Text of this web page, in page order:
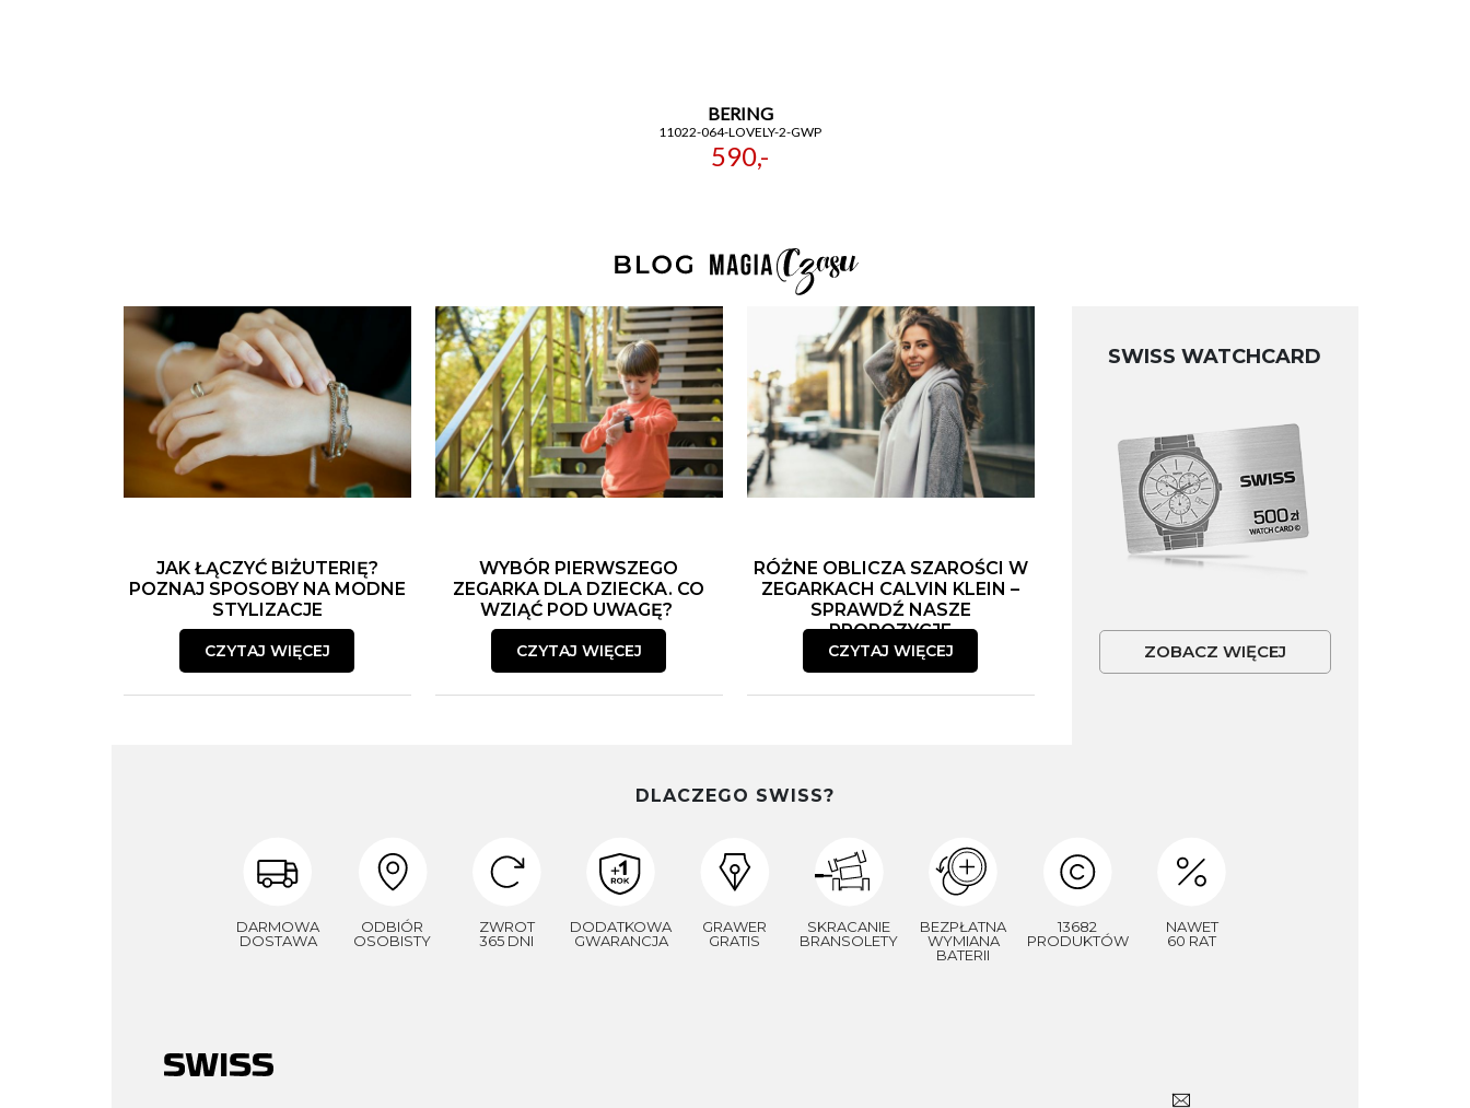
BERING
11022-064-LOVELY-2-GWP
590,-
JAK ŁĄCZYĆ BIŻUTERIĘ?
POZNAJ SPOSOBY NA MODNE
STYLIZACJE
CZYTAJ WIĘCEJ
WYBÓR PIERWSZEGO
ZEGARKA DLA DZIECKA. CO
WZIĄĆ POD UWAGĘ?
CZYTAJ WIĘCEJ
RÓŻNE OBLICZA SZAROŚCI W
ZEGARKACH CALVIN KLEIN –
SPRAWDŹ NASZE
PROPOZYCJE
CZYTAJ WIĘCEJ
SWISS WATCHCARD
ZOBACZ WIĘCEJ
DLACZEGO SWISS?
DARMOWA
DOSTAWA
ODBIÓR
OSOBISTY
ZWROT
365 DNI
DODATKOWA
GWARANCJA
GRAWER
GRATIS
SKRACANIE
BRANSOLETY
BEZPŁATNA
WYMIANA
BATERII
13682
PRODUKTÓW
NAWET
60 RAT